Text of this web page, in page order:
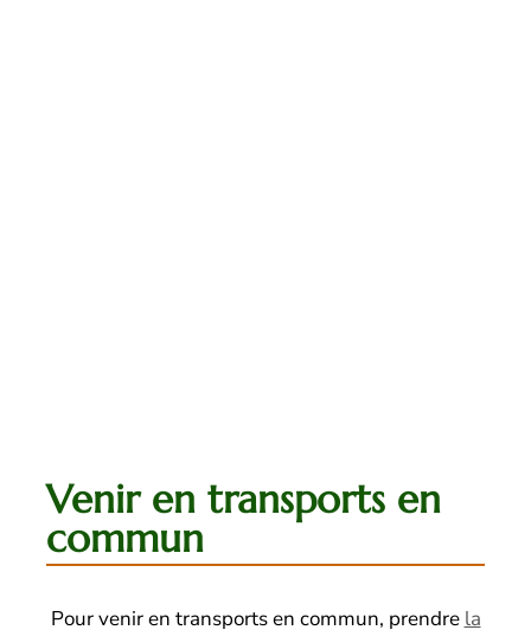
Venir en transports en
commun
Pour venir en transports en commun, prendre la